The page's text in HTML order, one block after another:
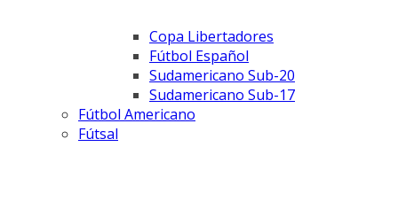
Copa Libertadores
Fútbol Español
Sudamericano Sub-20
Sudamericano Sub-17
Fútbol Americano
Fútsal